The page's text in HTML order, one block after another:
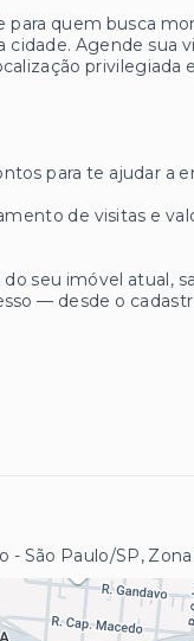
quem busca
cidade. Agende
para te ajudar a
de visitas e
do seu imóvel
— desde o
- São Paulo/SP,